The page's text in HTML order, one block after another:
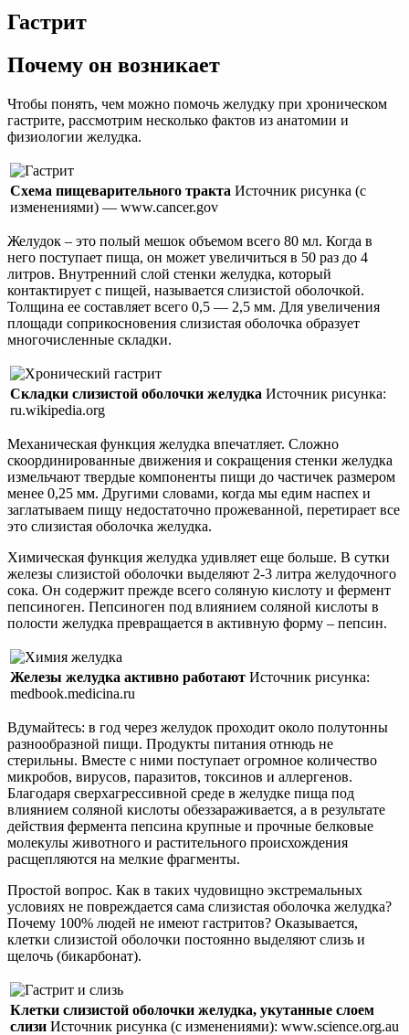
Гастрит
Почему он возникает
Чтобы понять, чем можно помочь желудку при хроническом
гастрите, рассмотрим несколько фактов из анатомии и
физиологии желудка.
Схема пищеварительного тракта Источник рисунка (с
изменениями) — www.cancer.gov
Желудок – это полый мешок объемом всего 80 мл. Когда в
него поступает пища, он может увеличиться в 50 раз до 4
литров. Внутренний слой стенки желудка, который
контактирует с пищей, называется слизистой оболочкой.
Толщина ее составляет всего 0,5 — 2,5 мм. Для увеличения
площади соприкосновения слизистая оболочка образует
многочисленные складки.
Складки слизистой оболочки желудка Источник рисунка:
ru.wikipedia.org
Механическая функция желудка впечатляет. Cложно
скоординированные движения и сокращения стенки желудка
измельчают твердые компоненты пищи до частичек размером
менее 0,25 мм. Другими словами, когда мы едим наспех и
заглатываем пищу недостаточно прожеванной, перетирает все
это слизистая оболочка желудка.
Химическая функция желудка удивляет еще больше. В сутки
железы слизистой оболочки выделяют 2-3 литра желудочного
сока. Он содержит прежде всего соляную кислоту и фермент
пепсиноген. Пепсиноген под влиянием соляной кислоты в
полости желудка превращается в активную форму – пепсин.
Железы желудка активно работают Источник рисунка:
medbook.medicina.ru
Вдумайтесь: в год через желудок проходит около полутонны
разнообразной пищи. Продукты питания отнюдь не
стерильны. Вместе с ними поступает огромное количество
микробов, вирусов, паразитов, токсинов и аллергенов.
Благодаря сверхагрессивной среде в желудке пища под
влиянием соляной кислоты обеззараживается, а в результате
действия фермента пепсина крупные и прочные белковые
молекулы животного и растительного происхождения
расщепляются на мелкие фрагменты.
Простой вопрос. Как в таких чудовищно экстремальных
условиях не повреждается сама слизистая оболочка желудка?
Почему 100% людей не имеют гастритов? Оказывается,
клетки слизистой оболочки постоянно выделяют слизь и
щелочь (бикарбонат).
Клетки слизистой оболочки желудка, укутанные слоем
слизи Источник рисунка (с изменениями): www.science.org.au